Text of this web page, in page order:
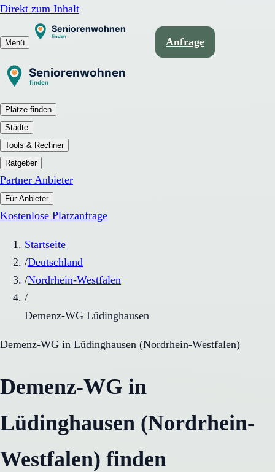
Direkt zum Inhalt
Menü Anfrage
Plätze finden
Städte
Tools & Rechner
Ratgeber
Partner Anbieter
Für Anbieter
Kostenlose Platzanfrage
Startseite
/Deutschland
/Nordrhein-Westfalen
/
Demenz-WG Lüdinghausen
Demenz-WG in Lüdinghausen (Nordrhein-Westfalen)
Demenz-WG in
Lüdinghausen (Nordrhein-
Westfalen) finden